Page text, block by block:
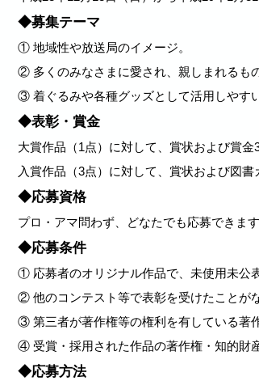
◆募集テーマ
① 地域性や放送局のイメージ。
② 多くのみなさまに愛され、親しまれるもの
③ 着ぐるみや各種グッズとして活用しやす
◆表彰・賞金
大賞作品（1点）に対して、賞状および賞
入賞作品（3点）に対して、賞状および図書
◆応募資格
プロ・アマ問わず、どなたでも応募できま
◆応募条件
① 応募者のオリジナル作品で、未使用未公
② 他のコンテスト等で表彰を受けたことが
③ 第三者が著作権等の権利を有している著
④ 受賞・採用された作品の著作権・知的財
◆応募方法